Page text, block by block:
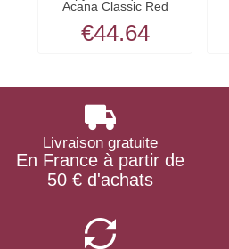
Acana Classic Red
€44.64
Livraison gratuite
En France à partir de
50 € d'achats